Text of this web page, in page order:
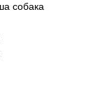
собака